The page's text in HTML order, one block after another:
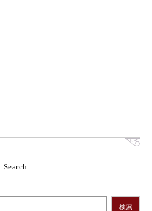
Search
検索